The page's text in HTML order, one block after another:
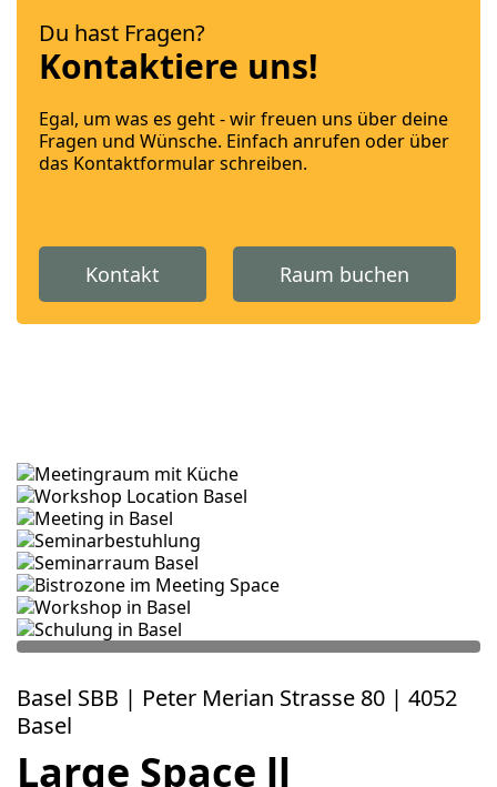
Du hast Fragen?
Kontaktiere uns!
Egal, um was es geht - wir freuen uns über deine
Fragen und Wünsche. Einfach anrufen oder über
das Kontaktformular schreiben.
Kontakt Raum buchen
Basel SBB | Peter Merian Strasse 80 | 4052
Basel
Large Space ll